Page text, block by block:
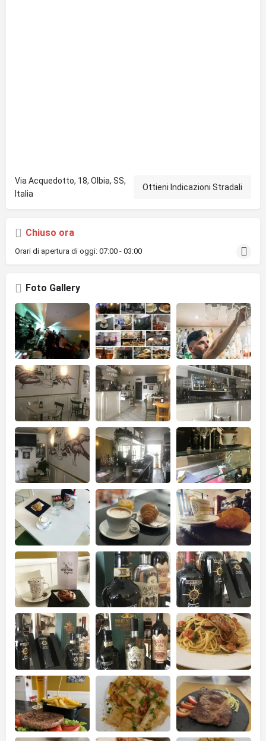
Via Acquedotto, 18, Olbia, SS,
Italia
Ottieni Indicazioni Stradali
Chiuso ora
Orari di apertura di oggi: 07:00 - 03:00
Foto Gallery